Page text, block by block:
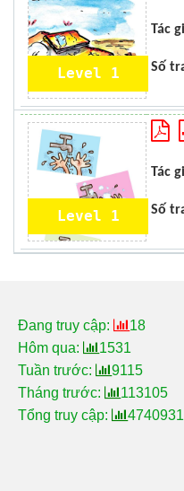
Level 1
Tác
Số
Level 1
Tác
Số
Đang truy cập:
18
Hôm qua:
1531
Tuần trước:
9115
Tháng trước:
113105
Tổng truy cập:
4740931